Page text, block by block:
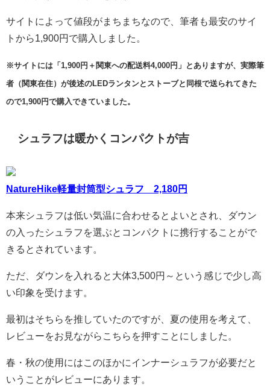
サイトによって値段がまちまちなので、筆者も最安のサイ
トから1,900円で購入しました。
※サイトには「1,900円＋関東への配送料4,000円」とありますが、実際筆
者（関東在住）が後述のLEDランタンとストーブと同根で送られてきた
ので1,900円で購入できていました。
シュラフは暖かくコンパクトが吉
NatureHike軽量封筒型シュラフ 2,180円
本来シュラフは低い気温に合わせるとよいとされ、ダウン
の入ったシュラフを選ぶとコンパクトに携行することがで
きるとされています。
ただ、ダウンを入れると大体3,500円～という感じで少し高
い印象を受けます。
最初はそちらを推していたのですが、夏の使用を考えて、
レビューをお見ながらこちらを押すことにしました。
春・秋の使用にはこのほかにインナーシュラフが必要だと
いうことがレビューにあります。